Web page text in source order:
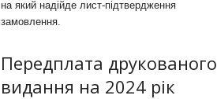
на який надійде лист-підтвердження
замовлення.
Передплата друкованого
видання на 2024 рік